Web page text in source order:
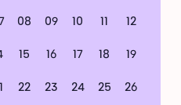
08 09 10 11 12
15 16 17 18 19
22 23 24 25 26